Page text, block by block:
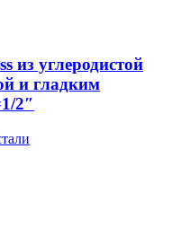
из углеродистой
и гладким
2″